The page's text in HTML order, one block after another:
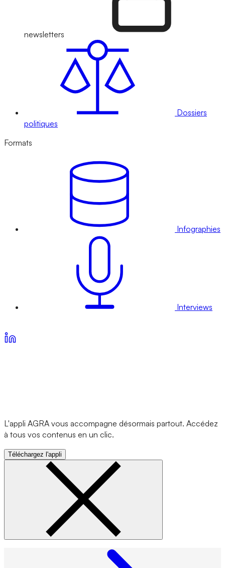
newsletters
Dossiers
politiques
Formats
Infographies
Interviews
L'appli AGRA vous accompagne désormais partout. Accédez
à tous vos contenus en un clic.
Téléchargez l'appli